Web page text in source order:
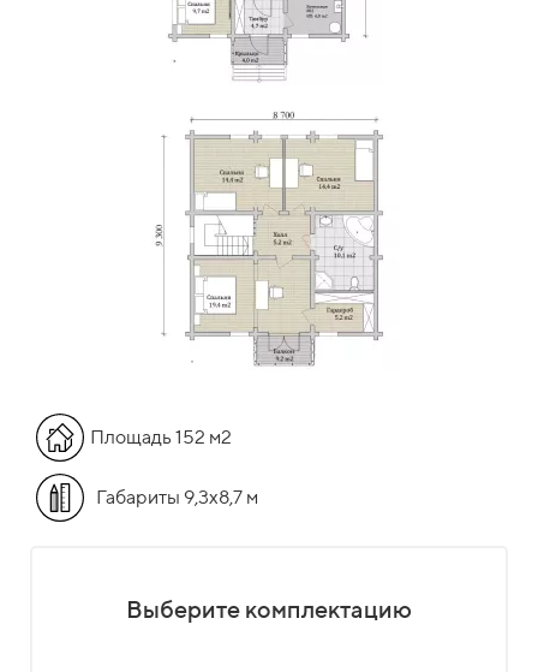
Площадь 152 м2
Габариты 9,3х8,7 м
Выберите комплектацию